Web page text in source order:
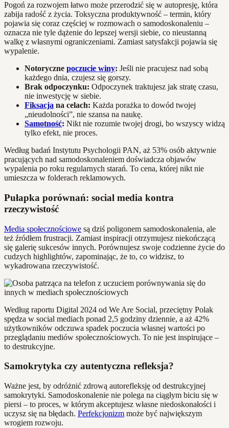
Pogoń za rozwojem łatwo może przerodzić się w autopresję, która
zabija radość z życia. Toksyczna produktywność – termin, który
pojawia się coraz częściej w rozmowach o samodoskonaleniu –
oznacza nie tyle dążenie do lepszej wersji siebie, co nieustanną
walkę z własnymi ograniczeniami. Zamiast satysfakcji pojawia się
wypalenie.
Notoryczne poczucie winy: Jeśli nie pracujesz nad sobą
każdego dnia, czujesz się gorszy.
Brak odpoczynku: Odpoczynek traktujesz jak stratę czasu,
nie inwestycję w siebie.
Fiksacja na celach: Każda porażka to dowód twojej
„nieudolności”, nie szansa na naukę.
Samotność: Nikt nie rozumie twojej drogi, bo wszyscy widzą
tylko efekt, nie proces.
Według badań Instytutu Psychologii PAN, aż 53% osób aktywnie
pracujących nad samodoskonaleniem doświadcza objawów
wypalenia po roku regularnych starań. To cena, której nikt nie
umieszcza w folderach reklamowych.
Pułapka porównań: social media kontra
rzeczywistość
Media społecznościowe są dziś poligonem samodoskonalenia, ale
też źródłem frustracji. Zamiast inspiracji otrzymujesz niekończącą
się galerię sukcesów innych. Porównujesz swoje codzienne życie do
cudzych highlightów, zapominając, że to, co widzisz, to
wykadrowana rzeczywistość.
Według raportu Digital 2024 od We Are Social, przeciętny Polak
spędza w social mediach ponad 2,5 godziny dziennie, a aż 42%
użytkowników odczuwa spadek poczucia własnej wartości po
przeglądaniu mediów społecznościowych. To nie jest inspirujące –
to destrukcyjne.
Samokrytyka czy autentyczna refleksja?
Ważne jest, by odróżnić zdrową autorefleksję od destrukcyjnej
samokrytyki. Samodoskonalenie nie polega na ciągłym biciu się w
piersi – to proces, w którym akceptujesz własne niedoskonałości i
uczysz się na błędach. Perfekcjonizm może być największym
wrogiem rozwoju.